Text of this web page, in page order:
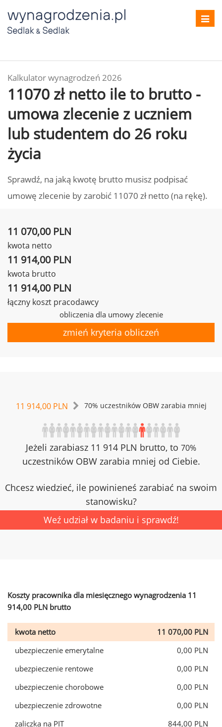
Kalkulator wynagrodzeń 2026
11070 zł netto ile to brutto -
umowa zlecenie z uczniem
lub studentem do 26 roku
życia
Sprawdź, na jaką kwotę brutto musisz podpisać
umowę zlecenie by zarobić 11070 zł netto (na rękę).
11 070,00 PLN
kwota netto
11 914,00 PLN
kwota brutto
11 914,00 PLN
łączny koszt pracodawcy
obliczenia dla umowy zlecenie
zmień kryteria obliczeń
11 914,00 PLN 70% uczestników OBW zarabia mniej
Jeżeli zarabiasz 11 914 PLN brutto, to 70%
uczestników OBW zarabia mniej od Ciebie.
Chcesz wiedzieć, ile powinieneś zarabiać na swoim
stanowisku?
Weź udział w badaniu i sprawdź!
Koszty pracownika dla miesięcznego wynagrodzenia 11
914,00 PLN brutto
kwota netto
11 070,00 PLN
ubezpieczenie emerytalne
0,00 PLN
ubezpieczenie rentowe
0,00 PLN
ubezpieczenie chorobowe
0,00 PLN
ubezpieczenie zdrowotne
0,00 PLN
zaliczka na PIT
844,00 PLN